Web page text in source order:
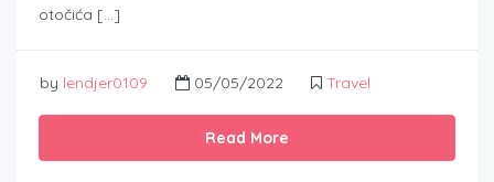
otočića […]
by lendjer0109 05/05/2022 Travel
Read More